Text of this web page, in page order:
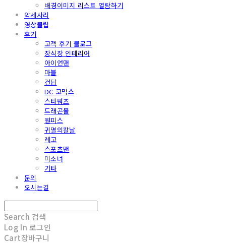
배경이미지 리스트 열람하기
악세사리
영상클립
후기
고객 후기 블로그
장식장 인테리어
아이언맨
마블
건담
DC 코믹스
스타워즈
드래곤볼
원피스
귀멸의칼날
레고
스포츠맨
미소녀
기타
문의
오시는길
Search 검색
Log In 로그인
Cart장바구니